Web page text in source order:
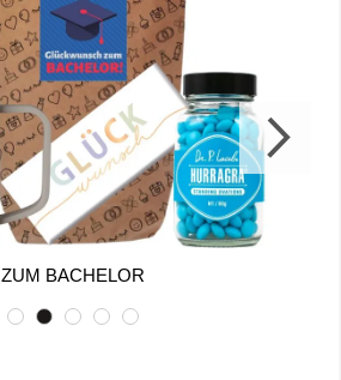
ZUM BACHELOR